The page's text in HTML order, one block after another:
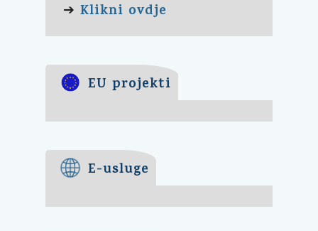
➔ Klikni ovdje
EU projekti
E-usluge